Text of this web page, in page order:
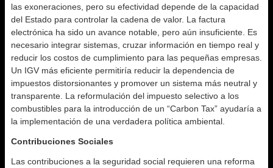
las exoneraciones, pero su efectividad depende de la capacidad
del Estado para controlar la cadena de valor. La factura
electrónica ha sido un avance notable, pero aún insuficiente. Es
necesario integrar sistemas, cruzar información en tiempo real y
reducir los costos de cumplimiento para las pequeñas empresas.
Un IGV más eficiente permitiría reducir la dependencia de
impuestos distorsionantes y promover un sistema más neutral y
transparente. La reformulación del impuesto selectivo a los
combustibles para la introducción de un “Carbon Tax” ayudaría a
la implementación de una verdadera política ambiental.
Contribuciones Sociales
Las contribuciones a la seguridad social requieren una reforma